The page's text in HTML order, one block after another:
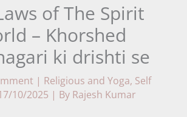
of The Spirit
– Khorshed
ki drishti se
| Religious and Yoga, Self
10/2025 | By Rajesh Kumar